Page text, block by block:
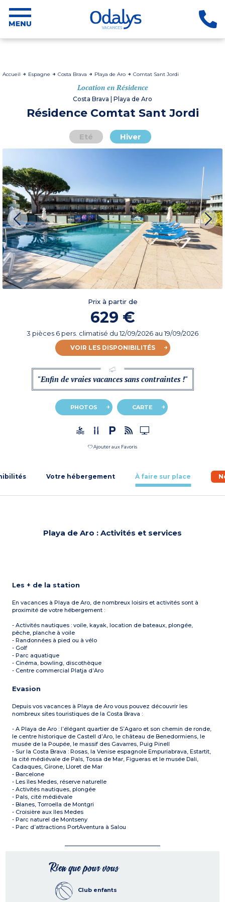
Accueil Espagne Costa Brava Playa de Aro Comtat Sant Jordi
Location en Résidence
Costa Brava | Playa de Aro
Résidence Comtat Sant Jordi
Eté Hiver
Prix à partir de
629 €
3 pièces 6 pers. climatisé du12/09/2026 au 19/09/2026
VOIR LES DISPONIBILITÉS
"Enfin de vraies vacances sans contraintes !"
PHOTOS CARTE
Ajouter aux Favoris
Votre hébergement À faire sur place
Playa de Aro : Activités et services
Les + de la station
En vacances à Playa de Aro, de nombreux loisirs et activités sont à
proximité de votre hébergement :
- Activités nautiques : voile, kayak, location de bateaux, plongée,
pêche, planche à voile
- Randonnées à pied ou à vélo
- Golf
- Parc aquatique
- Cinéma, bowling, discothèque
- Centre commercial Platja d’Aro
Evasion
Depuis vos vacances à Playa de Aro vous pouvez découvrir les
nombreux sites touristiques de la Costa Brava :
- A Playa de Aro : l’élégant quartier de S’Agaro et son chemin de ronde,
le centre historique de Castell d’Aro, le château de Benedormiens, le
musée de la Poupée, le massif des Gavarres, Puig Pinell
- Sur la Costa Brava : Rosas, la Venise espagnole Empuriabrava, Estartit,
la cité médiévale de Pals, Tossa de Mar, Figueras et le musée Dali,
Cadaques, Girone, Lloret de Mar
- Barcelone
- Les îles Medes, réserve naturelle
- Activités nautiques, plongée
- Pals, cité médiévale
- Blanes, Torroella de Montgri
- Croisière aux îles Medes
- Parc naturel de Montseny
- Parc d’attractions PortAventura à Salou
Rien que pour vous
Club enfants